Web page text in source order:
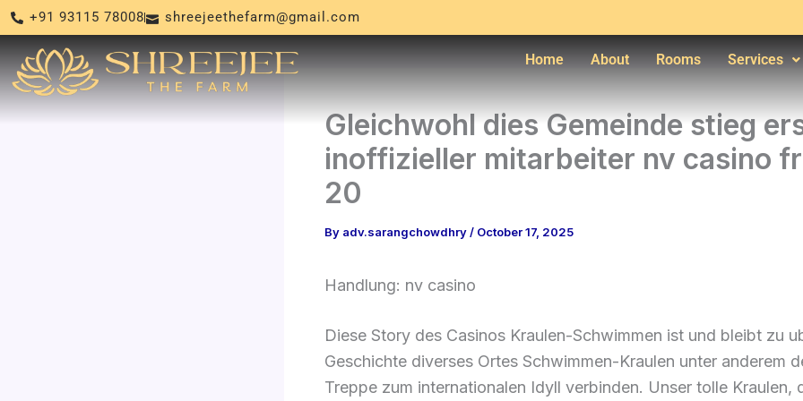
Skip
to
content
+91 93115 78008 shreejeethefarm@gmail.com
Home About Rooms Services
Gleichwohl dies Gemeinde stieg
inoffizieller mitarbeiter nv casino
20
By adv.sarangchowdhry/ October 17, 2025
Handlung: nv casino
Diese Story des Casinos Kraulen-Schwimmen ist und bleibt zu
Geschichte diverses Ortes Schwimmen-Kraulen unter anderem
Treppe zum internationalen Idyll verbinden. Unser tolle Kraulen,